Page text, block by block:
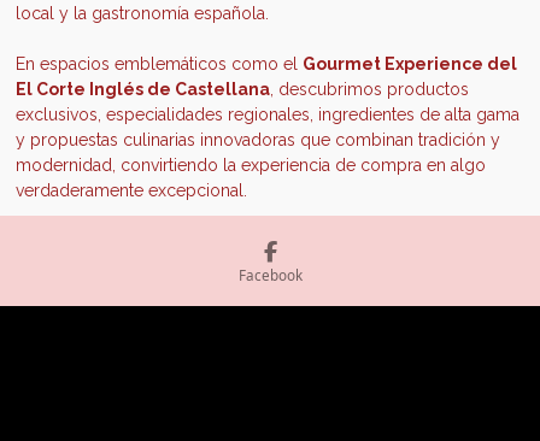
local y la gastronomía española.
En espacios emblemáticos como el Gourmet Experience del
El Corte Inglés de Castellana, descubrimos productos
exclusivos, especialidades regionales, ingredientes de alta gama
y propuestas culinarias innovadoras que combinan tradición y
modernidad, convirtiendo la experiencia de compra en algo
verdaderamente excepcional.
Estos espacios y todos esos productos sorprendentes, nos
Facebook